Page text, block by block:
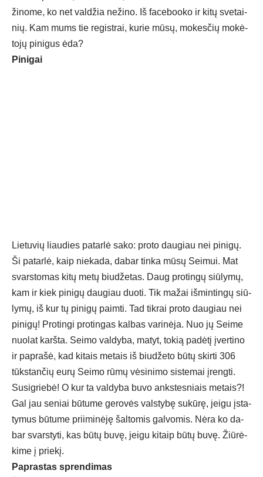
ži­no­me, ko net val­džia ne­ži­no. Iš fa­ce­boo­ko ir ki­tų sve­tai­
nių. Kam mums tie re­gist­rai, ku­rie mū­sų, mo­kes­čių mo­kė­
to­jų pi­ni­gus ėda?
Pi­ni­gai
Lie­tu­vių liau­dies pa­tar­lė sa­ko: pro­to dau­giau nei pi­ni­gų.
Ši pa­tar­lė, kaip nie­ka­da, da­bar tin­ka mū­sų Sei­mui. Mat
svars­to­mas ki­tų me­tų biu­dže­tas. Daug pro­tin­gų siū­ly­mų,
kam ir kiek pi­ni­gų dau­giau duo­ti. Tik ma­žai iš­min­tin­gų siū­
ly­mų, iš kur tų pi­ni­gų paim­ti. Tad tik­rai pro­to dau­giau nei
pi­ni­gų! Pro­tin­gi pro­tin­gas kal­bas va­ri­nė­ja. Nuo jų Sei­me
nuo­lat karš­ta. Sei­mo val­dy­ba, ma­tyt, to­kią pa­dė­tį įver­ti­no
ir pa­pra­šė, kad ki­tais me­tais iš biu­dže­to bū­tų skir­ti 306
tūks­tan­čių eu­rų Sei­mo rū­mų vė­si­ni­mo sis­te­mai įreng­ti.
Su­sig­rie­bė! O kur ta val­dy­ba bu­vo anks­tes­niais me­tais?!
Gal jau se­niai bū­tu­me ge­ro­vės vals­ty­bę su­kū­rę, jei­gu įsta­
ty­mus bū­tu­me prii­mi­nė­ję šal­to­mis gal­vo­mis. Nė­ra ko da­
bar svars­ty­ti, kas bū­tų bu­vę, jei­gu ki­taip bū­tų bu­vę. Žiū­rė­
ki­me į prie­kį.
Pap­ras­tas spren­di­mas